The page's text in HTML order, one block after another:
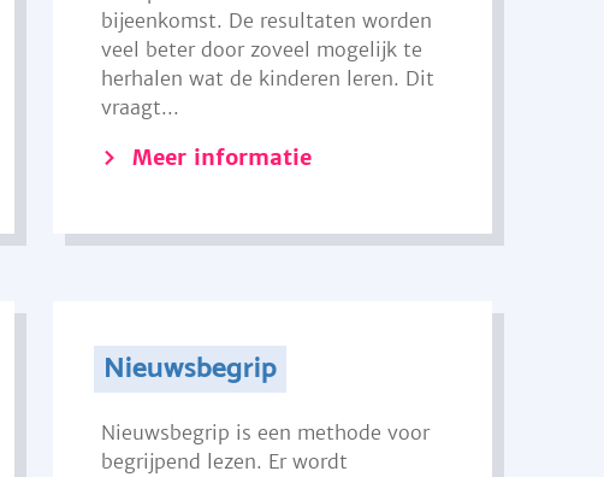
bijeenkomst. De resultaten worden
veel beter door zoveel mogelijk te
herhalen wat de kinderen leren. Dit
vraagt...
Meer informatie
Nieuwsbegrip
Nieuwsbegrip is een methode voor
begrijpend lezen. Er wordt